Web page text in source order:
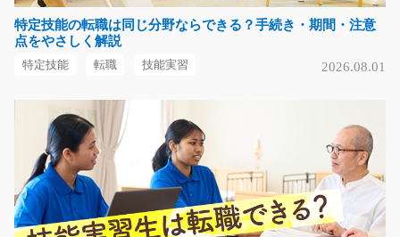
くるま座席シートの縫製作業/t01_00768
急募
＼モノづくりが好きな方にピッタリ！／ 産業用ミシンを
長期（3ヶ月以上）
時給1200円
愛知県蒲郡市
気になる
特定技能の転職は同じ分野ならできる？手続き・期間・注意
点をやさしく解説
特定技能 転職 技能実習 2026.08.01